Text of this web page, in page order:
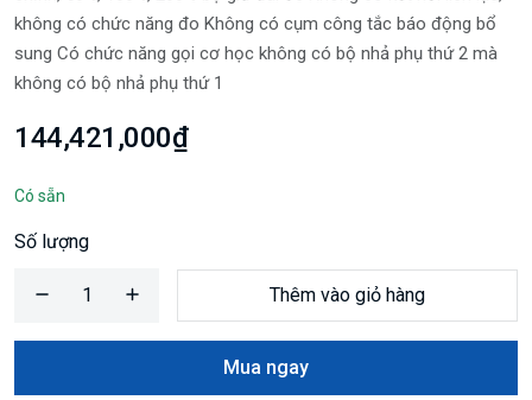
không có chức năng đo Không có cụm công tắc báo động bổ
sung Có chức năng gọi cơ học không có bộ nhả phụ thứ 2 mà
không có bộ nhả phụ thứ 1
144,421,000₫
Có sẵn
Số lượng
Thêm vào giỏ hàng
Mua ngay